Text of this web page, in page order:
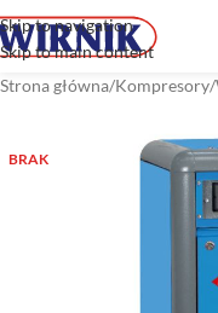
Skip to navigation
Skip to main content
Strona główna/Kompresory/
BRAK